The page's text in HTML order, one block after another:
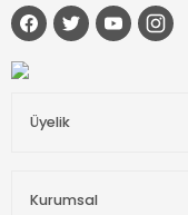
Üyelik
Kurumsal